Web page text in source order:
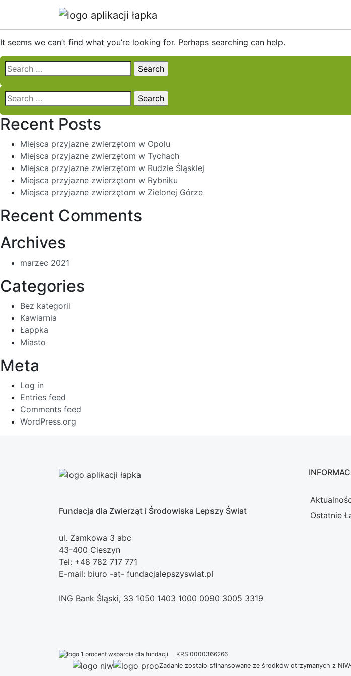
Nothing Found
It seems we can’t find what you’re looking for. Perhaps searching can help.
Search
for:
Search
for:
Recent Posts
Miejsca przyjazne zwierzętom w Opolu
Miejsca przyjazne zwierzętom w Tychach
Miejsca przyjazne zwierzętom w Rudzie Śląskiej
Miejsca przyjazne zwierzętom w Rybniku
Miejsca przyjazne zwierzętom w Zielonej Górze
Recent Comments
Archives
marzec 2021
Categories
Bez kategorii
Kawiarnia
Łappka
Miasto
Meta
Log in
Entries feed
Comments feed
WordPress.org
Fundacja dla Zwierząt i Środowiska Lepszy Świat
ul. Zamkowa 3 abc
43-400 Cieszyn
Tel: +48 782 717 771
E-mail: biuro -at- fundacjalepszyswiat.pl
Ostatnie
ING Bank Śląski, 33 1050 1403 1000 0090 3005 3319
KRS 0000366266
Zadanie zostało sfinansowane ze środków otrzymanych z